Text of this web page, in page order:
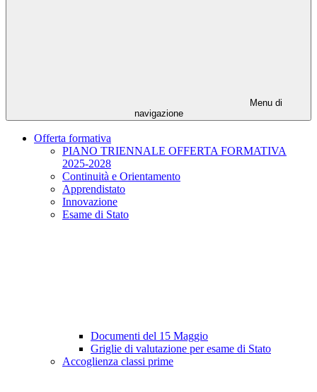
Menu di
navigazione
Offerta formativa
PIANO TRIENNALE OFFERTA FORMATIVA
2025-2028
Continuità e Orientamento
Apprendistato
Innovazione
Esame di Stato
Documenti del 15 Maggio
Griglie di valutazione per esame di Stato
Accoglienza classi prime